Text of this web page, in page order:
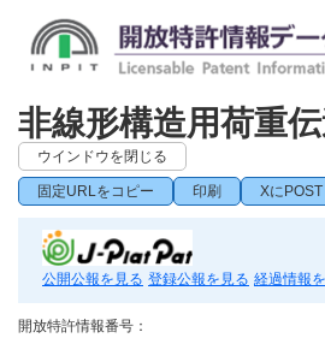
非線形構造用荷重
ウインドウを閉じる
固定URLをコピー 印刷 XにPOST
公開公報を見る 登録公報を見る 経過情報
開放特許情報番号：